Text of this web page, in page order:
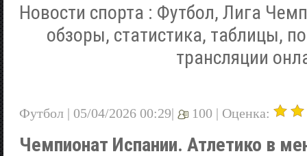
Новости спорта : Футбол, Лига
обзоры, статистика, таблицы,
трансляции
Футбол | 05/04/2026 00:29| 100 | Оценка:
Чемпионат Испании. Атлетико в